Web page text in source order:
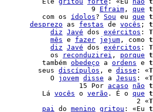
|                      9 Efraim , que
|          com os ídolos? Sou eu que
desprezo as festas de vocês ;
diz Javé dos exércitos :
mês e fazer jejum , como
diz Javé dos exércitos :
|            os reconduzirei , porque
|          também obedeço a ordens e
|         seus discípulos , e disse : «
|            O jovem disse a Jesus : «
|                   15 Por acaso não
|          Lá vocês o verão . É o que
|                                 2 «
pai do menino gritou : «Eu